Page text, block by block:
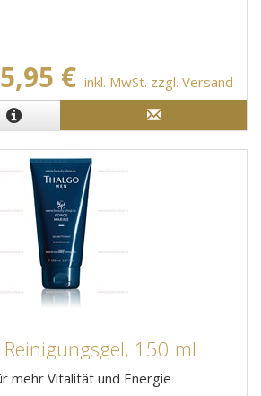
€ inkl. MwSt. zzgl. Versand
150 ml
mehr Vitalität und Energie